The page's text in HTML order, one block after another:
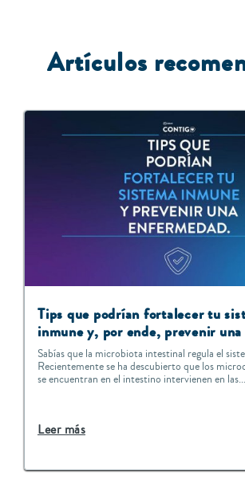
Artículos
Tips que podrían fortalecer tu
inmune y, por ende, prevenir
Sabías que la microbiota intestinal regula el
Recientemente se ha descubierto que los
se encuentran en el intestino intervienen en las...
Leer más